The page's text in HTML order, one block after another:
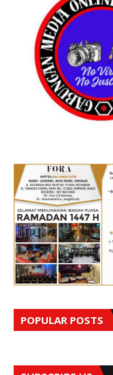
POPULAR POSTS